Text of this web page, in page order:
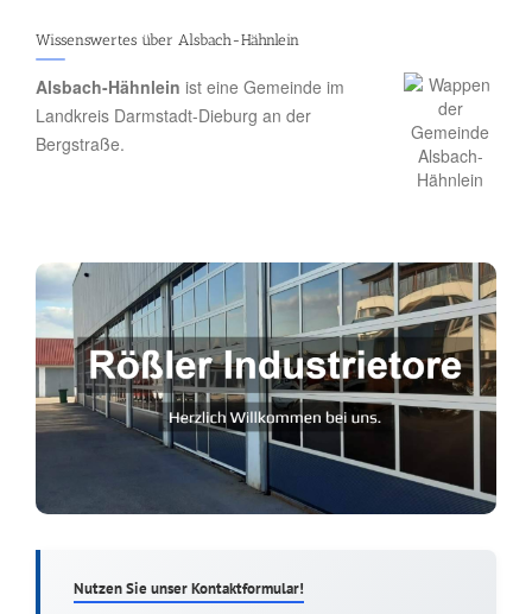
Wissenswertes über Alsbach-Hähnlein
Alsbach-Hähnlein ist eine Gemeinde im
Landkreis Darmstadt-Dieburg an der
Bergstraße.
Nutzen Sie unser Kontaktformular!